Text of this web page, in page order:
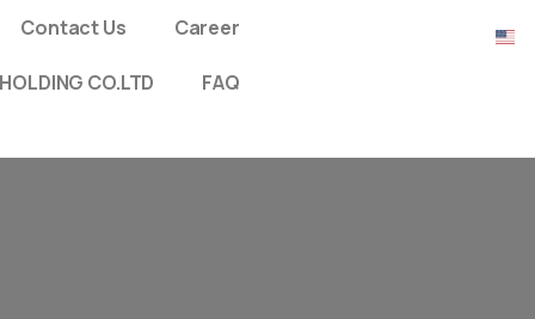
Contact Us Career
CO.LTD FAQ